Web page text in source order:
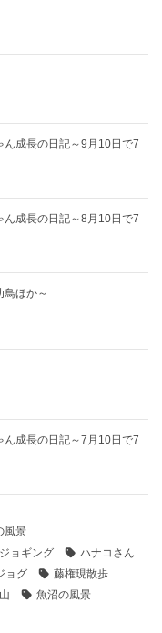
ん成長の日記～9月10日で7
ん成長の日記～8月10日で7
鳥ほか～
ん成長の日記～7月10日で7
風景
ジョギング
ハナコさん
ョグ
藤権現散歩
魚沼の風景